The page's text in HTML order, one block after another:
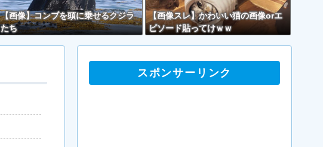
【画像】コンブを頭に乗せるクジラ
たち
【画像スレ】かわいい猫の画像orエ
ピソード貼ってけｗｗ
スポンサーリンク